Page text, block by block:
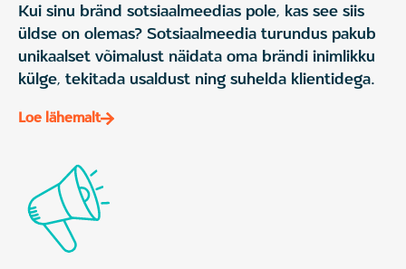
Kui sinu bränd sotsiaalmeedias pole, kas see siis
üldse on olemas? Sotsiaalmeedia turundus pakub
unikaalset võimalust näidata oma brändi inimlikku
külge, tekitada usaldust ning suhelda klientidega.
Loe lähemalt